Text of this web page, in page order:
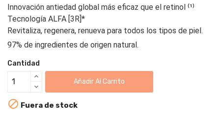
Innovación antiedad global más eficaz que el retinol ⁽¹⁾
Tecnología ALFA [3R]*
Revitaliza, regenera, renueva para todos los tipos de piel.
97% de ingredientes de origen natural.
Cantidad
Añadir Al Carrito
 Fuera de stock